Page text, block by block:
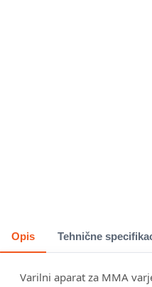
Opis Tehnične
Varilni aparat za MMA